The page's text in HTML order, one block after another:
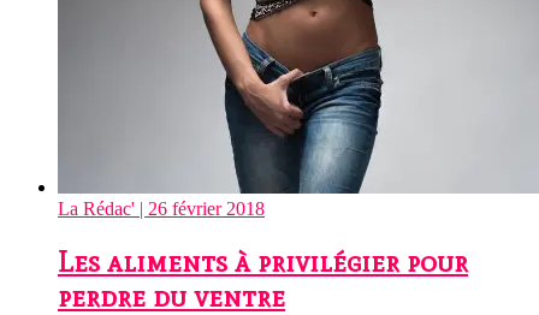
La Rédac' | 26 février 2018
Les aliments à privilégier pour
perdre du ventre